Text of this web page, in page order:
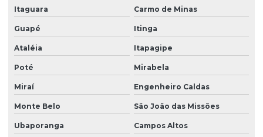
Itaguara Carmo de Minas
Guapé Itinga
Ataléia Itapagipe
Poté Mirabela
Miraí Engenheiro Caldas
Monte Belo São João das Missões
Ubaporanga Campos Altos